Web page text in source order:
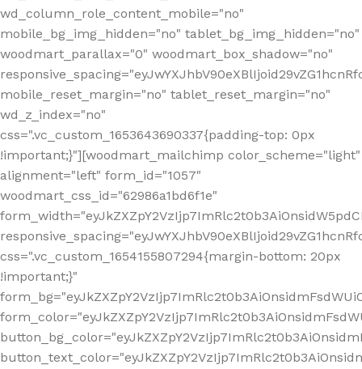
wd_column_role_content_mobile="no"
mobile_bg_img_hidden="no" tablet_bg_img_hidden="no"
woodmart_parallax="0" woodmart_box_shadow="no"
mobile_reset_margin="no" tablet_reset_margin="no"
wd_z_index="no"
css=".vc_custom_1653643690337{padding-top: 0px
!important;}"][woodmart_mailchimp color_scheme="light"
alignment="left" form_id="1057"
woodmart_css_id="62986a1bd6f1e"
css=".vc_custom_1654155807294{margin-bottom: 20px
!important;}"